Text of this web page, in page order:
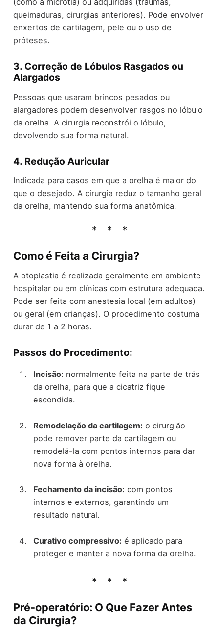
(como a microtia) ou adquiridas (traumas,
queimaduras, cirurgias anteriores). Pode envolver
enxertos de cartilagem, pele ou o uso de
próteses.
3. Correção de Lóbulos Rasgados ou
Alargados
Pessoas que usaram brincos pesados ou
alargadores podem desenvolver rasgos no lóbulo
da orelha. A cirurgia reconstrói o lóbulo,
devolvendo sua forma natural.
4. Redução Auricular
Indicada para casos em que a orelha é maior do
que o desejado. A cirurgia reduz o tamanho geral
da orelha, mantendo sua forma anatômica.
Como é Feita a Cirurgia?
A otoplastia é realizada geralmente em ambiente
hospitalar ou em clínicas com estrutura adequada.
Pode ser feita com anestesia local (em adultos)
ou geral (em crianças). O procedimento costuma
durar de 1 a 2 horas.
Passos do Procedimento:
Incisão: normalmente feita na parte de trás
da orelha, para que a cicatriz fique
escondida.
Remodelação da cartilagem: o cirurgião
pode remover parte da cartilagem ou
remodelá-la com pontos internos para dar
nova forma à orelha.
Fechamento da incisão: com pontos
internos e externos, garantindo um
resultado natural.
Curativo compressivo: é aplicado para
proteger e manter a nova forma da orelha.
Pré-operatório: O Que Fazer Antes
da Cirurgia?